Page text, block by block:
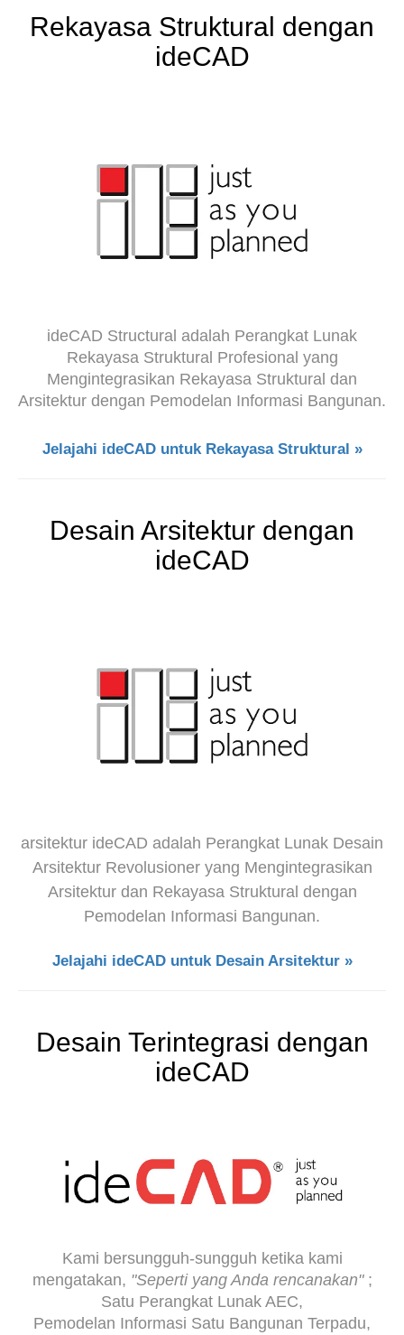
Rekayasa Struktural dengan
ideCAD
ideCAD Structural adalah Perangkat Lunak
Rekayasa Struktural Profesional yang
Mengintegrasikan Rekayasa Struktural dan
Arsitektur dengan Pemodelan Informasi Bangunan.
Jelajahi ideCAD untuk Rekayasa Struktural »
Desain Arsitektur dengan
ideCAD
arsitektur ideCAD adalah Perangkat Lunak Desain
Arsitektur Revolusioner yang Mengintegrasikan
Arsitektur dan Rekayasa Struktural dengan
Pemodelan Informasi Bangunan.
Jelajahi ideCAD untuk Desain Arsitektur »
Desain Terintegrasi dengan
ideCAD
Kami bersungguh-sungguh ketika kami
mengatakan, "Seperti yang Anda rencanakan";
Satu Perangkat Lunak AEC,
Pemodelan Informasi Satu Bangunan Terpadu,